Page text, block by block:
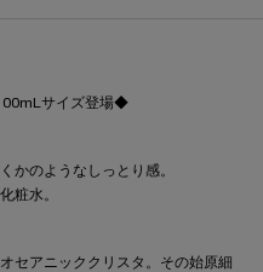
サイズ登場◆
かのようなしっとり感。
粧水。
セアニッククリスタ。その始原細